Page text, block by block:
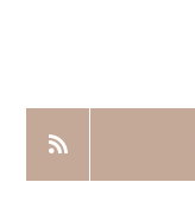
PRODAJNI IZDELKI
AKTUALNO